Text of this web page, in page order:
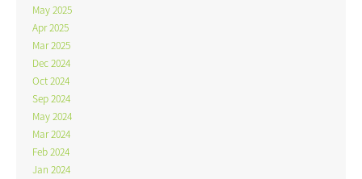
May 2025
Apr 2025
Mar 2025
Dec 2024
Oct 2024
Sep 2024
May 2024
Mar 2024
Feb 2024
Jan 2024